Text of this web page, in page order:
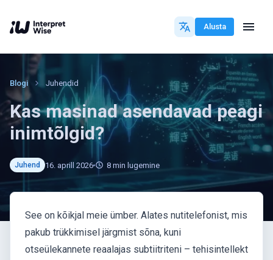
Alusta
Blogi Juhendid
Kas masinad asendavad peagi
inimtõlgid?
Juhend 16. aprill 2026 8 min lugemine
See on kõikjal meie ümber. Alates nutitelefonist, mis
pakub trükkimisel järgmist sõna, kuni
otseülekannete reaalajas subtiitriteni – tehisintellekt